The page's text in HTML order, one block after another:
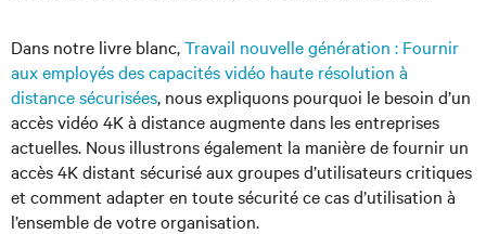
Dans notre livre blanc,Travail nouvelle génération : Fournir
aux employés des capacités vidéo haute résolution à
distance sécurisées, nous expliquons pourquoi le besoin d’un
accès vidéo 4K à distance augmente dans les entreprises
actuelles. Nous illustrons également la manière de fournir un
accès 4K distant sécurisé aux groupes d’utilisateurs critiques
et comment adapter en toute sécurité ce cas d’utilisation à
l’ensemble de votre organisation.